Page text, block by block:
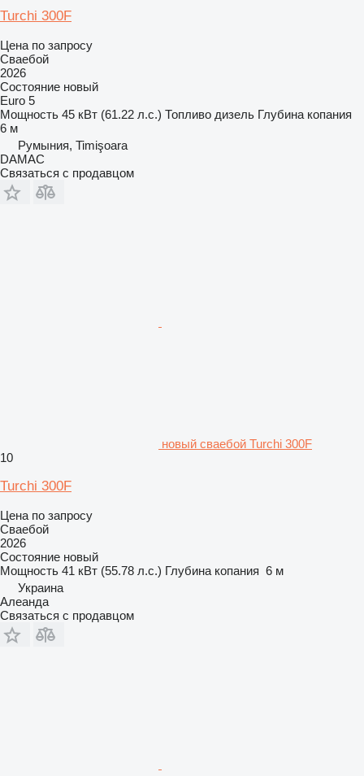
Turchi 300F
Цена по запросу
Сваебой
2026
Состояние новый
Euro 5
Мощность 45 кВт (61.22 л.с.) Топливо дизель Глубина копания
6 м
Румыния, Timişoara
DAMAC
Связаться с продавцом
новый сваебой Turchi 300F
10
Turchi 300F
Цена по запросу
Сваебой
2026
Состояние новый
Мощность 41 кВт (55.78 л.с.) Глубина копания 6 м
Украина
Алеанда
Связаться с продавцом